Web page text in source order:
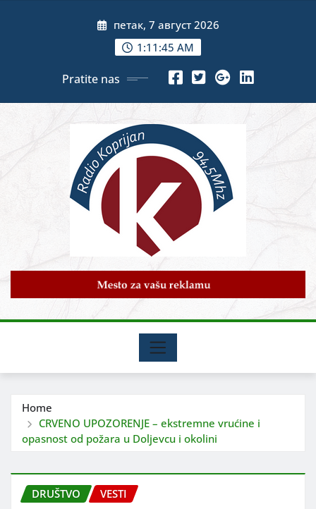
петак, 7 август 2026
1:11:46 AM
Pratite nas
Home
CRVENO UPOZORENJE – ekstremne vrućine i
opasnost od požara u Doljevcu i okolini
DRUŠTVO VESTI